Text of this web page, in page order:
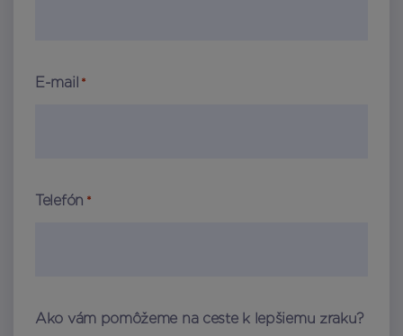
E-mail *
Telefón *
Ako vám pomôžeme na ceste k lepšiemu zraku?